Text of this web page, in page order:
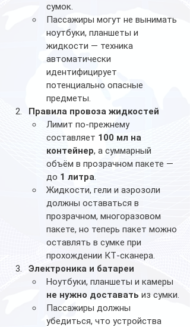
сумок.
Пассажиры могут не вынимать
ноутбуки, планшеты и
жидкости — техника
автоматически
идентифицирует
потенциально опасные
предметы.
Правила провоза жидкостей
Лимит по-прежнему
составляет 100 мл на
контейнер, а суммарный
объём в прозрачном пакете —
до 1 литра.
Жидкости, гели и аэрозоли
должны оставаться в
прозрачном, многоразовом
пакете, но теперь пакет можно
оставлять в сумке при
прохождении КТ-сканера.
Электроника и батареи
Ноутбуки, планшеты и камеры
не нужно доставать из сумки.
Пассажиры должны
убедиться, что устройства